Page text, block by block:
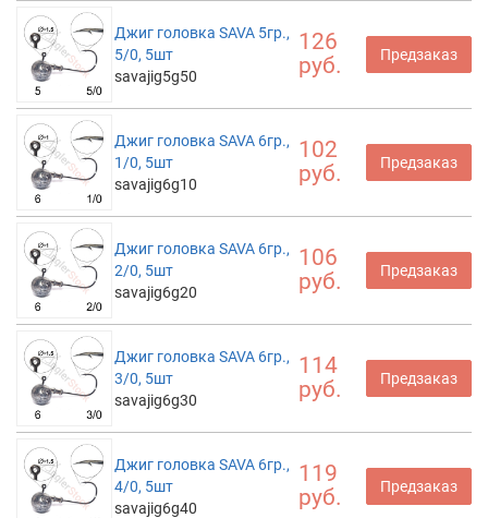
Джиг головка SAVA 5гр.,
5/0, 5шт
savajig5g50
126
руб.
Предзаказ
Джиг головка SAVA 6гр.,
1/0, 5шт
savajig6g10
102
руб.
Предзаказ
Джиг головка SAVA 6гр.,
2/0, 5шт
savajig6g20
106
руб.
Предзаказ
Джиг головка SAVA 6гр.,
3/0, 5шт
savajig6g30
114
руб.
Предзаказ
Джиг головка SAVA 6гр.,
4/0, 5шт
savajig6g40
119
руб.
Предзаказ